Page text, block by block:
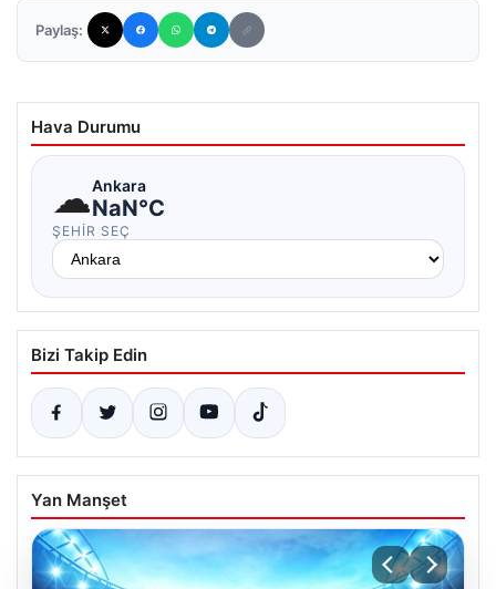
Paylaş:
Hava Durumu
☁Ankara
NaN°C
ŞEHIR SEÇ
Bizi Takip Edin
Yan Manşet